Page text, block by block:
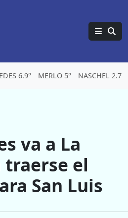
6.9° MERLO 5° NASCHEL 2.7°
va a La
traerse el
San Luis